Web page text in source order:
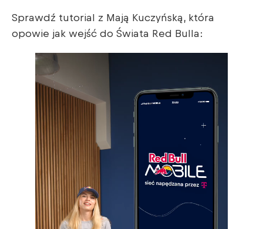
Sprawdź tutorial z Mają Kuczyńską, która
opowie jak wejść do Świata Red Bulla: